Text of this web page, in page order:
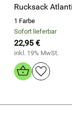
1 Farbe
Sofort lieferbar
22,95 €
inkl. 19% MwSt.